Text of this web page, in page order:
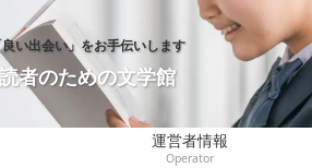
い出会い」をお手伝いします
者のための文学館
運営者情報
Operator